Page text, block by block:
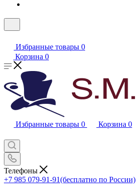
Избранные товары 0
Корзина 0
Избранные товары 0 Корзина 0
Телефоны
+7 985 079-91-91(бесплатно по России)